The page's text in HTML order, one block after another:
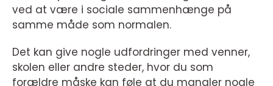
ved at være i sociale sammenhænge på
samme måde som normalen.
Det kan give nogle udfordringer med venner,
skolen eller andre steder, hvor du som
forældre måske kan føle at du mangler nogle